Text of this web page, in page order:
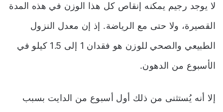
لا يوجد رجيم يمكنه إنقاص كل هذا الوزن في هذه المدة
القصيرة، ولا حتى مع الرياضة. إذ إن معدل النزول
الطبيعي والصحي للوزن هو فقدان 1 إلى 1.5 كيلو في
الأسبوع من الدهون.
إلا أنه يُستثنى من ذلك أول أسبوع من الدايت بسبب